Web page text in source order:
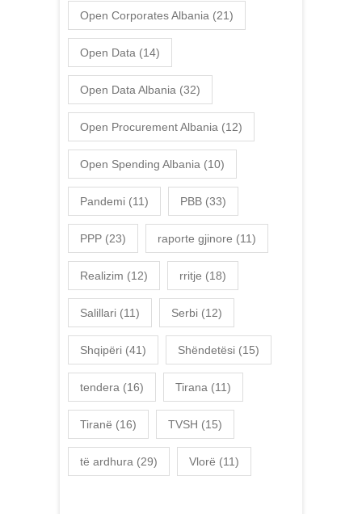
Open Corporates Albania (21)
Open Data (14)
Open Data Albania (32)
Open Procurement Albania (12)
Open Spending Albania (10)
Pandemi (11) PBB (33)
PPP (23) raporte gjinore (11)
Realizim (12) rritje (18)
Salillari (11) Serbi (12)
Shqipëri (41) Shëndetësi (15)
tendera (16) Tirana (11)
Tiranë (16) TVSH (15)
të ardhura (29) Vlorë (11)